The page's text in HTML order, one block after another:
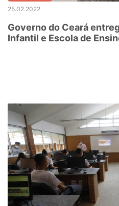
25.02.2022
Governo do Ceará
Infantil e Escola de